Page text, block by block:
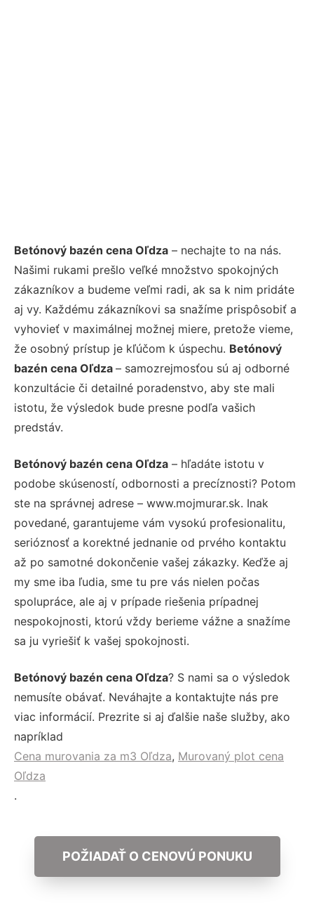
Betónový bazén cena Oľdza – nechajte to na nás.
Našimi rukami prešlo veľké množstvo spokojných
zákazníkov a budeme veľmi radi, ak sa k nim pridáte
aj vy. Každému zákazníkovi sa snažíme prispôsobiť a
vyhovieť v maximálnej možnej miere, pretože vieme,
že osobný prístup je kľúčom k úspechu. Betónový
bazén cena Oľdza – samozrejmosťou sú aj odborné
konzultácie či detailné poradenstvo, aby ste mali
istotu, že výsledok bude presne podľa vašich
predstáv.
Betónový bazén cena Oľdza – hľadáte istotu v
podobe skúseností, odbornosti a precíznosti? Potom
ste na správnej adrese – www.mojmurar.sk. Inak
povedané, garantujeme vám vysokú profesionalitu,
serióznosť a korektné jednanie od prvého kontaktu
až po samotné dokončenie vašej zákazky. Keďže aj
my sme iba ľudia, sme tu pre vás nielen počas
spolupráce, ale aj v prípade riešenia prípadnej
nespokojnosti, ktorú vždy berieme vážne a snažíme
sa ju vyriešiť k vašej spokojnosti.
Betónový bazén cena Oľdza? S nami sa o výsledok
nemusíte obávať. Neváhajte a kontaktujte nás pre
viac informácií. Prezrite si aj ďalšie naše služby, ako
napríklad
Cena murovania za m3 Oľdza, Murovaný plot cena
Oľdza
.
POŽIADAŤ O CENOVÚ PONUKU